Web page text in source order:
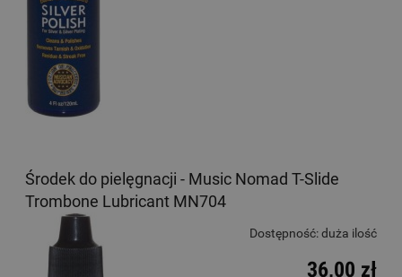
Środek do pielęgnacji - Music Nomad T-Slide
Trombone Lubricant MN704
Dostępność:duża ilość
36,00 zł